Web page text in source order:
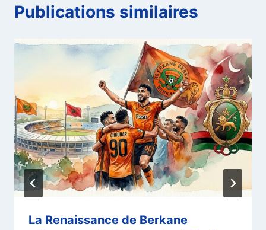
Publications similaires
La Renaissance de Berkane